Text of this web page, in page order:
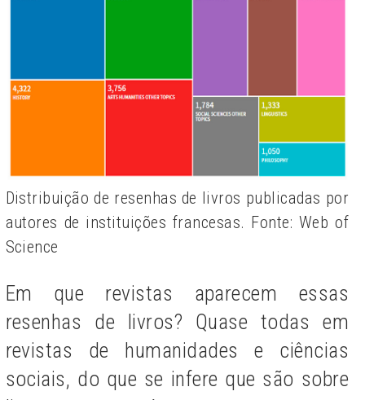
Distribuição de resenhas de livros publicadas por
autores de instituições francesas. Fonte: Web of
Science
Em que revistas aparecem essas
resenhas de livros? Quase todas em
revistas de humanidades e ciências
sociais, do que se infere que são sobre